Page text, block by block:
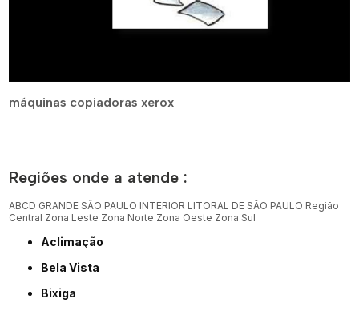
máquinas copiadoras xerox
Regiões onde a atende :
ABCD GRANDE SÃO PAULO INTERIOR LITORAL DE SÃO PAULO Região
Central Zona Leste Zona Norte Zona Oeste Zona Sul
Aclimação
Bela Vista
Bixiga